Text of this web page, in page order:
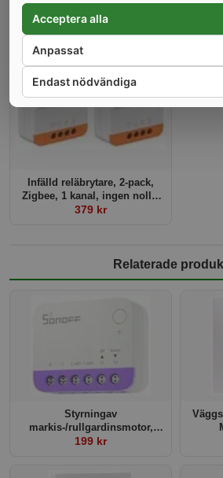
Digital termostat för
element/radiator, Zigbee,
Sonoff TRVZB
329 kr
-5%
Infälld reläbrytare, 2-pack,
Zigbee, 1 kanal, ingen nolla,
Sonoff ZBMINI-L2 Extreme
379 kr
Relaterade
Styrningav
markis-/rullgardinsmotor,
WiFi, Sonoff Mini RBS
199 kr
Endast nödvändiga
Anpassat
Acceptera alla